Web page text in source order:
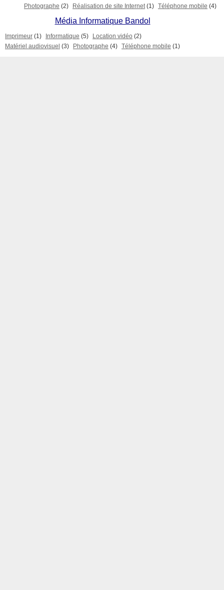
Photographe (2) Réalisation de site Internet (1) Téléphone mobile (4)
Média Informatique Bandol
Imprimeur (1) Informatique (5) Location vidéo (2)
Matériel audiovisuel (3) Photographe (4) Téléphone mobile (1)